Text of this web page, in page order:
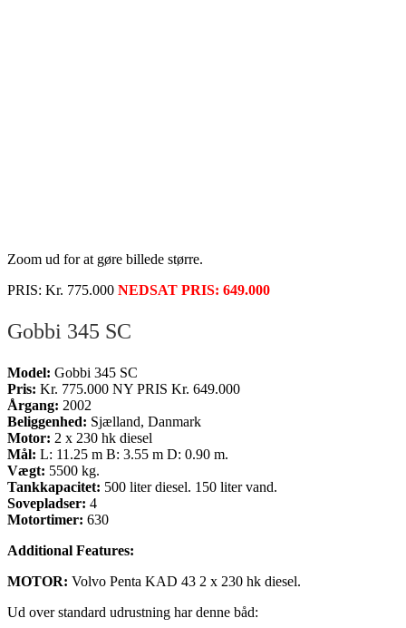
Zoom ud for at gøre billede større.
PRIS: Kr. 775.000 NEDSAT PRIS: 649.000
Gobbi 345 SC
Model: Gobbi 345 SC
Pris: Kr. 775.000 NY PRIS Kr. 649.000
Årgang: 2002
Beliggenhed: Sjælland, Danmark
Motor: 2 x 230 hk diesel
Mål: L: 11.25 m B: 3.55 m D: 0.90 m.
Vægt: 5500 kg.
Tankkapacitet: 500 liter diesel. 150 liter vand.
Sovepladser: 4
Motortimer: 630
Additional Features:
MOTOR: Volvo Penta KAD 43 2 x 230 hk diesel.
Ud over standard udrustning har denne båd: